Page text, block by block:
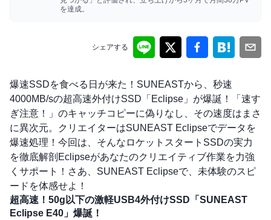
を達成。
シェアする
爆速SSDを食べる日が来た！SUNEASTから、秒速
4000MB/sの超高速外付けSSD「Eclipse」が爆誕！「速す
ぎ注意！」のキャッチコピーに偽りなし、その速度はまさ
に異次元。クリエイターはSUNEAST Eclipseでデータを
爆速処理！今回は、そんなロケットスタートSSDの実力
を徹底解剖Eclipseがあなたのクリエイティブ作業を力強
くサポート！さあ、SUNEAST Eclipseで、未体験のスピ
ードを体感せよ！
超高速！50g以下の激軽USB4外付けSSD「SUNEAST
Eclipse E40」爆誕！